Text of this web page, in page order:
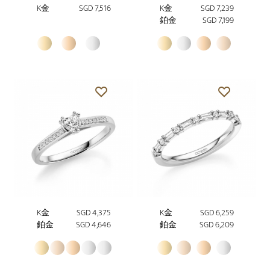
K金 SGD 7,516 K金
SGD 7,239
鉑金
SGD 7,199
K金
SGD 4,375
鉑金
SGD 4,646
K金
SGD 6,259
鉑金
SGD 6,209